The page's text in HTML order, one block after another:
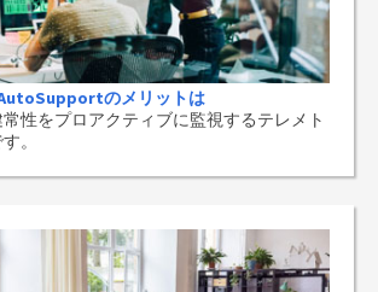
のメリットは
常性をプロアクティブに監視するテレメト
。